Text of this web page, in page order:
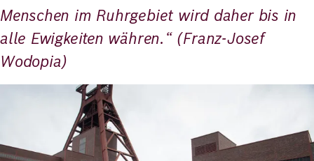
Menschen im Ruhrgebiet wird daher bis in
alle Ewigkeiten währen.“ (Franz-Josef
Wodopia)